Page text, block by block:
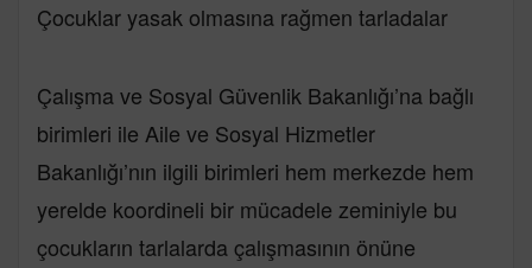
Çocuklar yasak olmasına rağmen tarladalar
Çalışma ve Sosyal Güvenlik Bakanlığı’na bağlı
birimleri ile Aile ve Sosyal Hizmetler
Bakanlığı’nın ilgili birimleri hem merkezde hem
yerelde koordineli bir mücadele zeminiyle bu
çocukların tarlalarda çalışmasının önüne